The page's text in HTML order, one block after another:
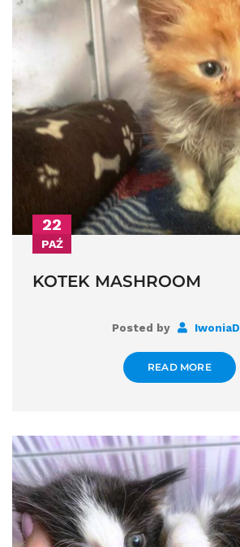
22
PAŹ
KOTEK MASHROOM
Posted by IwoniaD
READ MORE